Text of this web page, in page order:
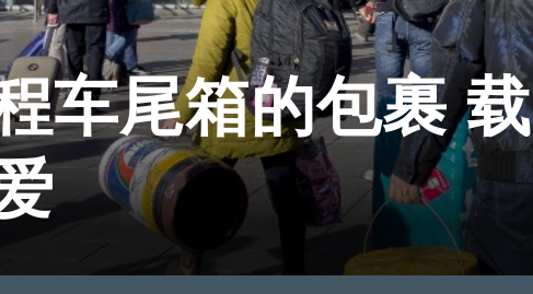
车尾箱的包裹 载